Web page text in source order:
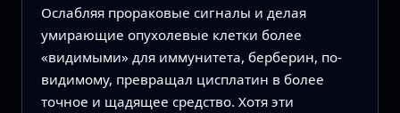
Ослабляя прораковые сигналы и делая
умирающие опухолевые клетки более
«видимыми» для иммунитета, берберин, по-
видимому, превращал цисплатин в более
точное и щадящее средство. Хотя эти